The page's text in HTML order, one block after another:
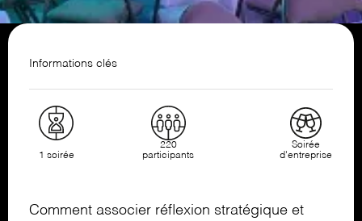
Informations clés
1 soirée
220
participants
Soirée
d'entreprise
Comment associer réflexion stratégique et